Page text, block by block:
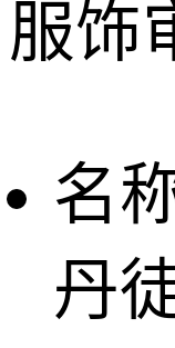
服饰
名
丹